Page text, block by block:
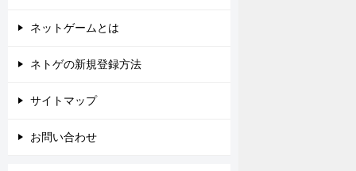
ネットゲームとは
ネトゲの新規登録方法
サイトマップ
お問い合わせ